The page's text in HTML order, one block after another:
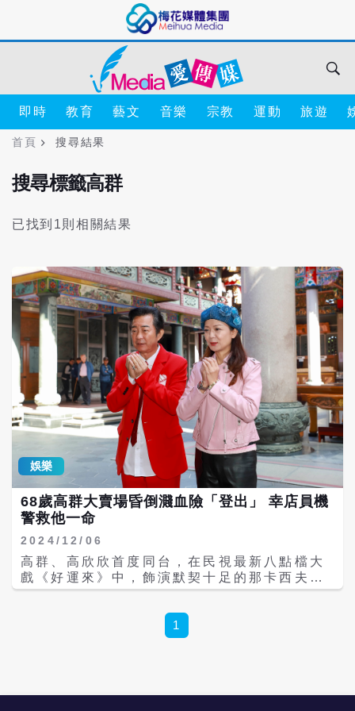
即時 教育 藝文 音樂 宗教 運動 旅遊
首頁 搜尋結果
搜尋標籤高群
已找到1則相關結果
娛樂
68歲高群大賣場昏倒濺血險「登出」 幸店員機
警救他一命
2024/12/06
高群、高欣欣首度同台，在民視最新八點檔大
戲《好運來》中，飾演默契十足的那卡西夫妻
檔，為了祈求《好運來》拍攝順利，兩人特別
所以會邀請高群同行，是因為聽說他日前發生
濺血意外，差點「登出」，希望為他祈福。
1